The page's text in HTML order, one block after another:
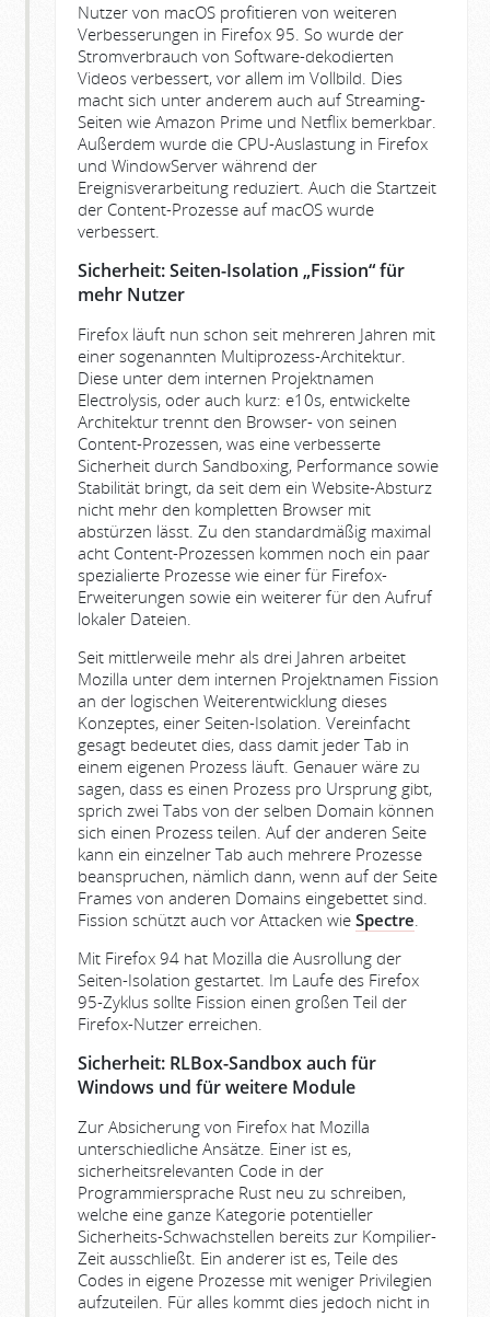
Nutzer von macOS profitieren von weiteren
Verbesserungen in Firefox 95. So wurde der
Stromverbrauch von Software-dekodierten
Videos verbessert, vor allem im Vollbild. Dies
macht sich unter anderem auch auf Streaming-
Seiten wie Amazon Prime und Netflix bemerkbar.
Außerdem wurde die CPU-Auslastung in Firefox
und WindowServer während der
Ereignisverarbeitung reduziert. Auch die Startzeit
der Content-Prozesse auf macOS wurde
verbessert.
Sicherheit: Seiten-Isolation „Fission“ für
mehr Nutzer
Firefox läuft nun schon seit mehreren Jahren mit
einer sogenannten Multiprozess-Architektur.
Diese unter dem internen Projektnamen
Electrolysis, oder auch kurz: e10s, entwickelte
Architektur trennt den Browser- von seinen
Content-Prozessen, was eine verbesserte
Sicherheit durch Sandboxing, Performance sowie
Stabilität bringt, da seit dem ein Website-Absturz
nicht mehr den kompletten Browser mit
abstürzen lässt. Zu den standardmäßig maximal
acht Content-Prozessen kommen noch ein paar
spezialierte Prozesse wie einer für Firefox-
Erweiterungen sowie ein weiterer für den Aufruf
lokaler Dateien.
Seit mittlerweile mehr als drei Jahren arbeitet
Mozilla unter dem internen Projektnamen Fission
an der logischen Weiterentwicklung dieses
Konzeptes, einer Seiten-Isolation. Vereinfacht
gesagt bedeutet dies, dass damit jeder Tab in
einem eigenen Prozess läuft. Genauer wäre zu
sagen, dass es einen Prozess pro Ursprung gibt,
sprich zwei Tabs von der selben Domain können
sich einen Prozess teilen. Auf der anderen Seite
kann ein einzelner Tab auch mehrere Prozesse
beanspruchen, nämlich dann, wenn auf der Seite
Frames von anderen Domains eingebettet sind.
Fission schützt auch vor Attacken wie Spectre.
Mit Firefox 94 hat Mozilla die Ausrollung der
Seiten-Isolation gestartet. Im Laufe des Firefox
95-Zyklus sollte Fission einen großen Teil der
Firefox-Nutzer erreichen.
Sicherheit: RLBox-Sandbox auch für
Windows und für weitere Module
Zur Absicherung von Firefox hat Mozilla
unterschiedliche Ansätze. Einer ist es,
sicherheitsrelevanten Code in der
Programmiersprache Rust neu zu schreiben,
welche eine ganze Kategorie potentieller
Sicherheits-Schwachstellen bereits zur Kompilier-
Zeit ausschließt. Ein anderer ist es, Teile des
Codes in eigene Prozesse mit weniger Privilegien
aufzuteilen. Für alles kommt dies jedoch nicht in